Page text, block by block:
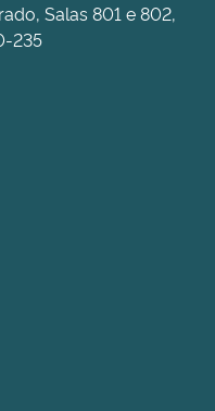
Salas 801 e 802,
235